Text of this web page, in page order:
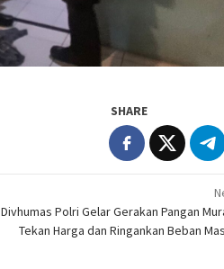
SHARE
Divhumas Polri Gelar Gerakan Pangan
Tekan Harga dan Ringankan Beban